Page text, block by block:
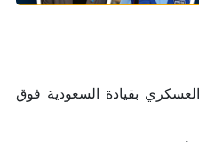
بقيادة السعودية فوق